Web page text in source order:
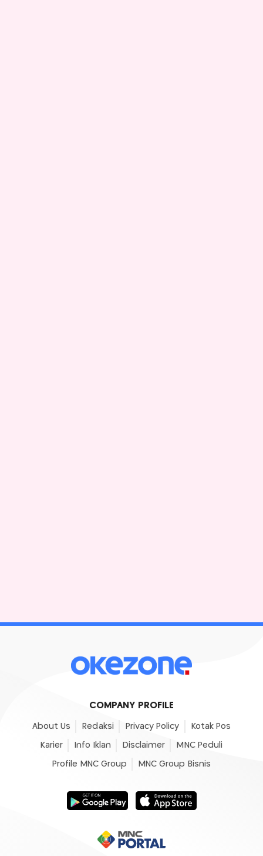
COMPANY PROFILE
About Us Redaksi Privacy Policy Kotak Pos
Karier Info Iklan Disclaimer MNC Peduli
Profile MNC Group MNC Group Bisnis